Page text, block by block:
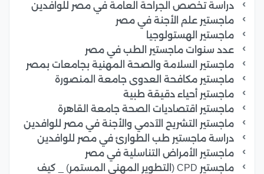
دراسة تخصص الجراحة العامة في مصر للوافدين
ماجستير علم الأجنة في مصر
ماجستير الهستولوجيا
عدد سنوات ماجستير الطب في مصر
ماجستير السلامة والصحة المهنية بجامعات بمصر
ماجستير مكافحة العدوى جامعة المنصورة
ماجستير أحياء دقيقة طبية
ماجستير اقتصاديات الصحة جامعة القاهرة
ماجستير التشريح الآدمي والأجنة في مصر للوافدين
دراسة ماجستير طب الطوارئ في مصر للوافدين
ماجستير الأمراض التناسلية في مصر
ماجستير CPD (التطوير المهني المستمر) _ كيف